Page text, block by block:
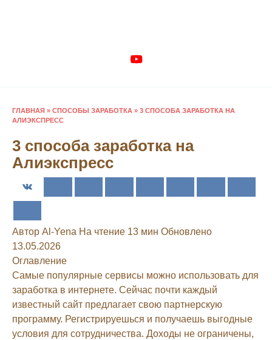
ГЛАВНАЯ » СПОСОБЫ ЗАРАБОТКА » 3 СПОСОБА ЗАРАБОТКА НА
АЛИЭКСПРЕСС
3 способа заработка на
Алиэкспресс
Автор Al-Yena На чтение 13 мин Обновлено
13.05.2026
Оглавление
Самые популярные сервисы можно использовать для
заработка в интернете. Сейчас почти каждый
известный сайт предлагает свою партнерскую
программу. Регистрируешься и получаешь выгодные
условия для сотрудничества. Доходы не ограничены,